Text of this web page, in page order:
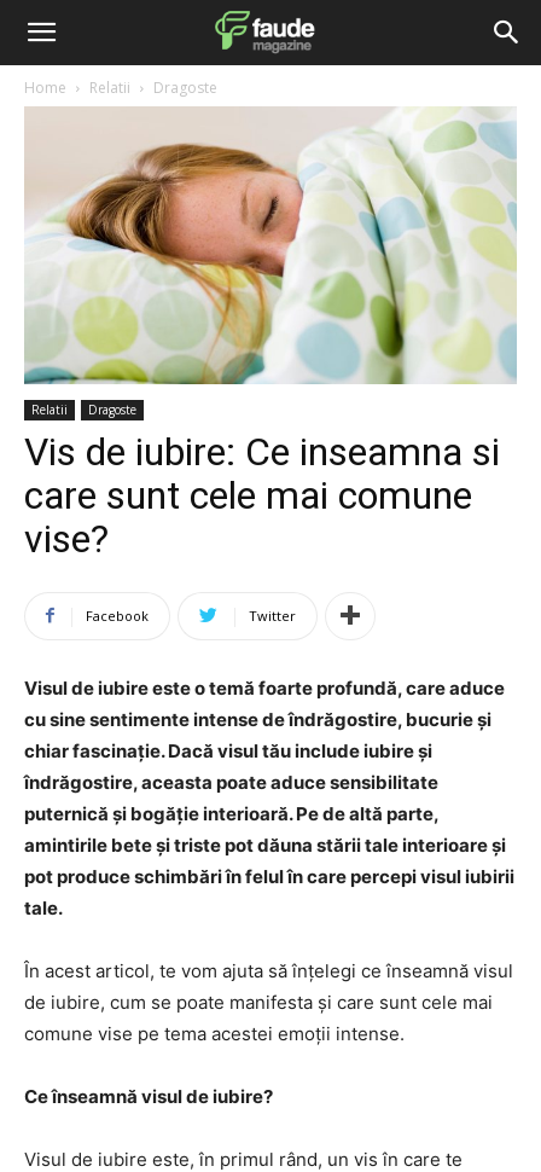
Home Relatii Dragoste
Relatii Dragoste
Vis de iubire: Ce inseamna si
care sunt cele mai comune
vise?
Facebook Twitter
Visul de iubire este o temă foarte profundă, care aduce
cu sine sentimente intense de îndrăgostire, bucurie și
chiar fascinație. Dacă visul tău include iubire și
îndrăgostire, aceasta poate aduce sensibilitate
puternică și bogăție interioară. Pe de altă parte,
amintirile bete și triste pot dăuna stării tale interioare și
pot produce schimbări în felul în care percepi visul iubirii
tale.
În acest articol, te vom ajuta să înțelegi ce înseamnă visul
de iubire, cum se poate manifesta și care sunt cele mai
comune vise pe tema acestei emoții intense.
Ce înseamnă visul de iubire?
Visul de iubire este, în primul rând, un vis în care te